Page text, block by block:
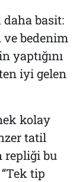
daha basit:
bedenim
yaptığını
iyi gelen
kolay
tatil
repliği bu
tip